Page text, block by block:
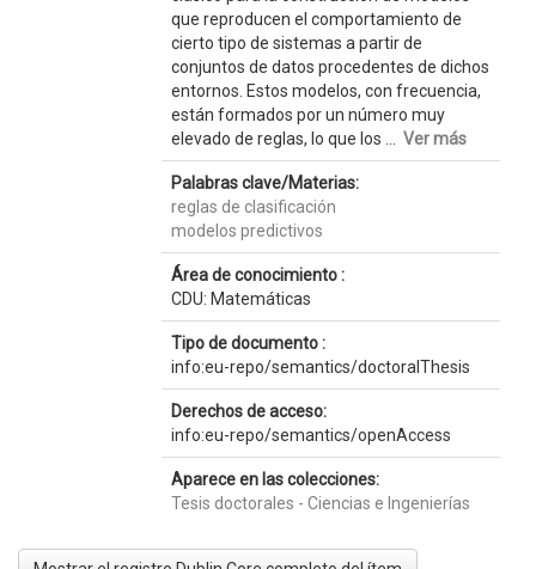
que reproducen el comportamiento de
cierto tipo de sistemas a partir de
conjuntos de datos procedentes de dichos
entornos. Estos modelos, con frecuencia,
están formados por un número muy
elevado de reglas, lo que los ... Ver más
Palabras clave/Materias:
reglas de clasificación
modelos predictivos
Área de conocimiento :
CDU: Matemáticas
Tipo de documento :
info:eu-repo/semantics/doctoralThesis
Derechos de acceso:
info:eu-repo/semantics/openAccess
Aparece en las colecciones:
Tesis doctorales - Ciencias e Ingenierías